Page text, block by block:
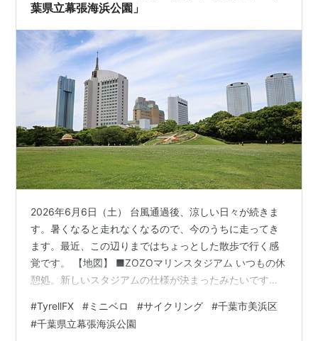
葉県立幕張海浜公園」
2026年6月6日（土） 台風通過後、涼しい日々が続きま
す。暑くなると走れなくなるので、今のうちに走ってき
ます。最近、この辺りまではちょっとした散歩で行く感
覚です。 【地図】 ■ZOZOマリンスタジアム いつもの休
憩処。新しいスタジアムの仕様が決まったみたいです
頃開業予定です。 ■千葉県立幕張海浜公園 この公園好き
なんですよね。緑の多いのは確かなんだけど、幕張副都
#TyrellFX #ミニベロ #サイクリング #千葉市美浜区
#千葉県立幕張海浜公園